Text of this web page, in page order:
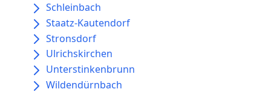
Schleinbach
Staatz-Kautendorf
Stronsdorf
Ulrichskirchen
Unterstinkenbrunn
Wildendürnbach